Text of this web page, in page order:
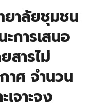
ยาลัยชุมชน
การเสนอ
สารไม่
าศ จำนวน
จาะจง